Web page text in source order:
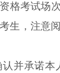
格考试场
生，注意
认并承诺